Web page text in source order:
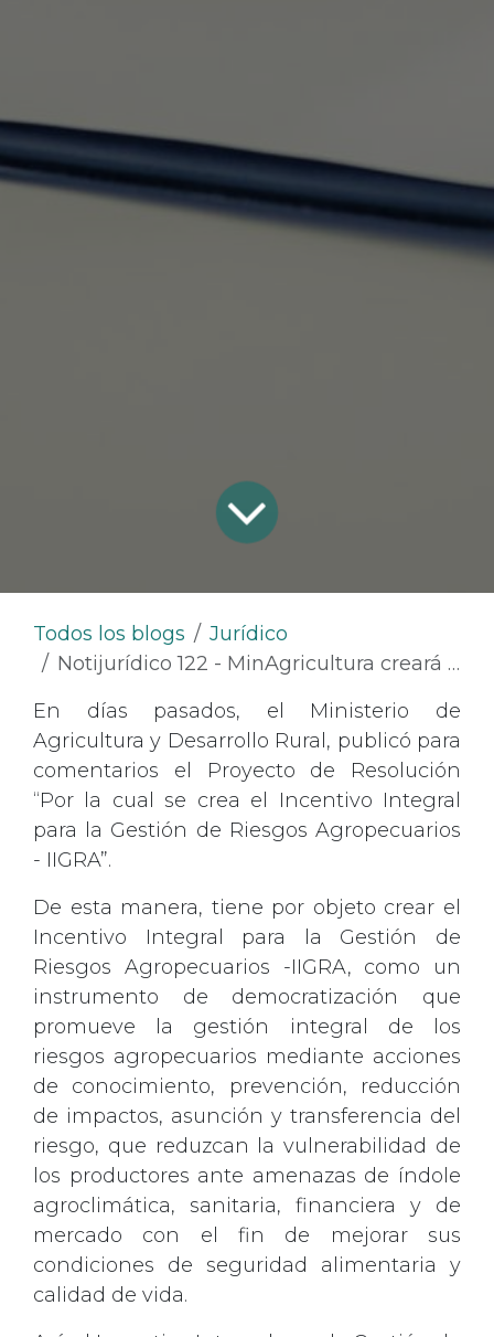
Todos los blogs
Jurídico
Notijurídico 122 - MinAgricultura creará el Incentivo Integral para la Gestión de Riesgos Agropecuarios
En días pasados, el Ministerio de
Agricultura y Desarrollo Rural, publicó para
comentarios el Proyecto de Resolución
“Por la cual se crea el Incentivo Integral
para la Gestión de Riesgos Agropecuarios
- IIGRA”.
De esta manera, tiene por objeto crear el
Incentivo Integral para la Gestión de
Riesgos Agropecuarios -IIGRA, como un
instrumento de democratización que
promueve la gestión integral de los
riesgos agropecuarios mediante acciones
de conocimiento, prevención, reducción
de impactos, asunción y transferencia del
riesgo, que reduzcan la vulnerabilidad de
los productores ante amenazas de índole
agroclimática, sanitaria, financiera y de
mercado con el fin de mejorar sus
condiciones de seguridad alimentaria y
calidad de vida.